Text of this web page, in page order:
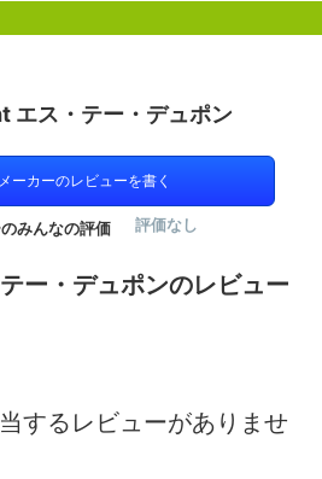
エス・テー・デュポン
ーカーのレビューを書く
みんなの評価 評価なし
ー・デュポンのレビュー
するレビューがありませ